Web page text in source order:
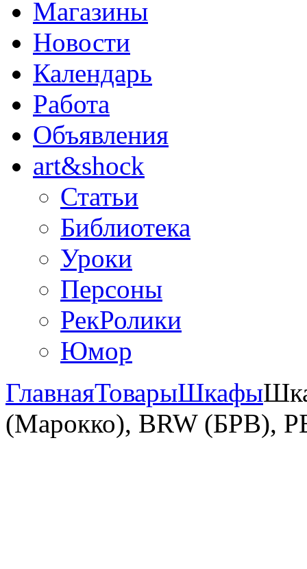
Магазины
Новости
Календарь
Работа
Объявления
art&shock
Статьи
Библиотека
Уроки
Персоны
РекРолики
Юмор
ГлавнаяТоварыШкафы
(Марокко), BRW (БРВ),